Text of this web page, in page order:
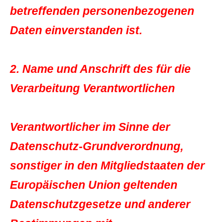
betreffenden personenbezogenen
Daten einverstanden ist.
2. Name und Anschrift des für die
Verarbeitung Verantwortlichen
Verantwortlicher im Sinne der
Datenschutz-Grundverordnung,
sonstiger in den Mitgliedstaaten der
Europäischen Union geltenden
Datenschutzgesetze und anderer